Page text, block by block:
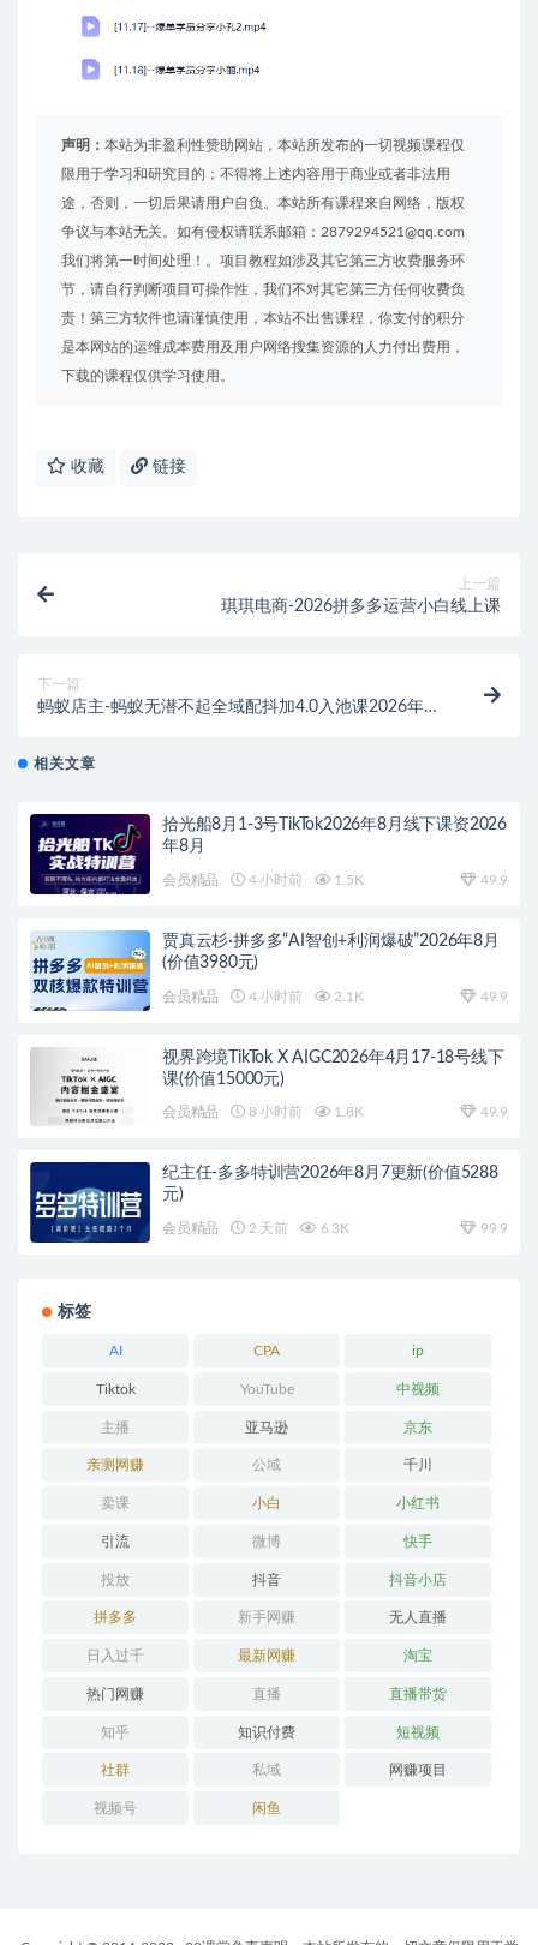
声明： 本站为非盈利性赞助网站，本站所发布的一切视频课程仅
限用于学习和研究目的；不得将上述内容用于商业或者非法用
途，否则，一切后果请用户自负。本站所有课程来自网络，版权
争议与本站无关。如有侵权请联系邮箱：2879294521@qq.com
我们将第一时间处理！。项目教程如涉及其它第三方收费服务环
节，请自行判断项目可操作性，我们不对其它第三方任何收费负
责！第三方软件也请谨慎使用，本站不出售课程，你支付的积分
是本网站的运维成本费用及用户网络搜集资源的人力付出费用，
下载的课程仅供学习使用。
收藏 链接
上一篇
琪琪电商-2026拼多多运营小白线上课
下一篇
蚂蚁店主-蚂蚁无潜不起全域配抖加4.0入池课2026年7
相关文章
拾光船8月1-3号TikTok2026年8月线下课资2026
年8月
会员精品 4 小时前 1.5K 49.9
贾真云杉·拼多多“AI智创+利润爆破”2026年8月
(价值3980元)
会员精品 4 小时前 2.1K 49.9
视界跨境TikTok X AIGC2026年4月17-18号线下
课(价值15000元)
会员精品 8 小时前 1.8K 49.9
纪主任-多多特训营2026年8月7更新(价值5288
元)
会员精品 2 天前 6.3K 99.9
标签
AI CPA ip
Tiktok YouTube 中视频
主播 亚马逊 京东
亲测网赚 公域 千川
卖课 小白 小红书
引流 微博 快手
投放 抖音 抖音小店
拼多多 新手网赚 无人直播
日入过千 最新网赚 淘宝
热门网赚 直播 直播带货
知乎 知识付费 短视频
社群 私域 网赚项目
视频号 闲鱼